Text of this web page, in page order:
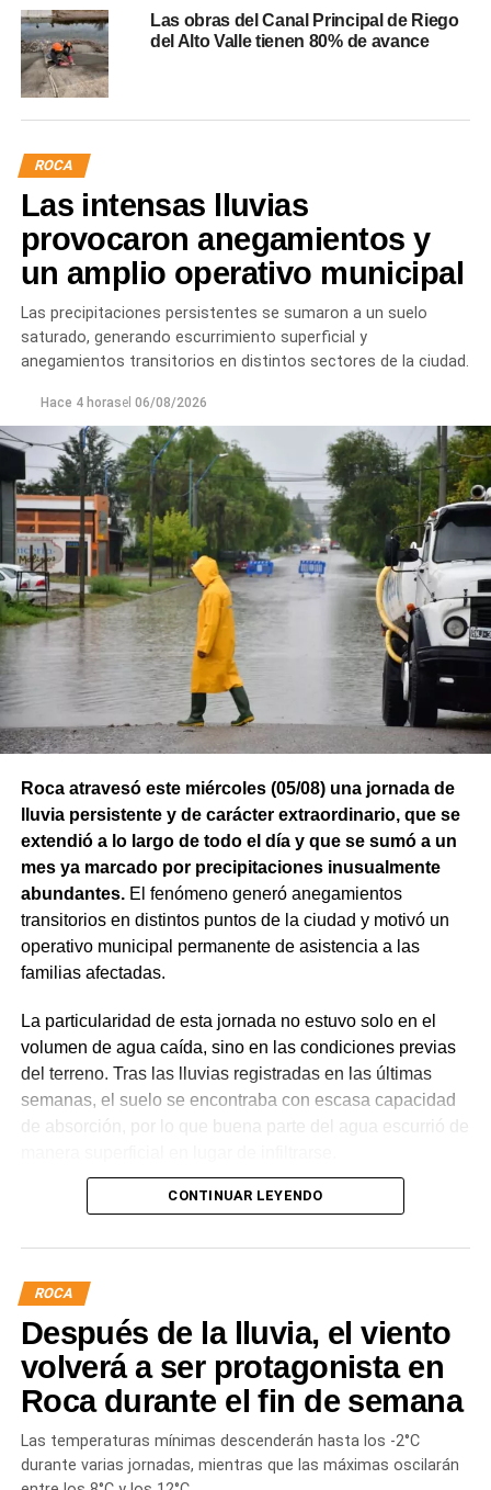
Las obras del Canal Principal de Riego
del Alto Valle tienen 80% de avance
ROCA
Las intensas lluvias
provocaron anegamientos y
un amplio operativo municipal
Las precipitaciones persistentes se sumaron a un suelo
saturado, generando escurrimiento superficial y
anegamientos transitorios en distintos sectores de la ciudad.
Hace 4 horasel 06/08/2026
Roca atravesó este miércoles (05/08) una jornada de
lluvia persistente y de carácter extraordinario, que se
extendió a lo largo de todo el día y que se sumó a un
mes ya marcado por precipitaciones inusualmente
abundantes. El fenómeno generó anegamientos
transitorios en distintos puntos de la ciudad y motivó un
operativo municipal permanente de asistencia a las
familias afectadas.
La particularidad de esta jornada no estuvo solo en el
volumen de agua caída, sino en las condiciones previas
del terreno. Tras las lluvias registradas en las últimas
semanas, el suelo se encontraba con escasa capacidad
de absorción, por lo que buena parte del agua escurrió de
Los números de una lluvia
fuera de lo habitual
Los registros pluviométricos permiten dimensionar la
magnitud del evento.Hasta las 22 horas se habían
acumulado 15 milímetros durante la jornada, en el
marco de un mes que, con el registro final aún
pendiente a las 00 horas, ya sumaba alrededor de 66
mm entre julio y lo que va de agosto.
En este año,
ciudad acumula 167 milímetros, mientras que la
intensidad de la lluvia al momento de este informe se
CONTINUAR LEYENDO
ROCA
Después de la lluvia, el viento
volverá a ser protagonista en
Roca durante el fin de semana
Las temperaturas mínimas descenderán hasta los -2°C
durante varias jornadas, mientras que las máximas oscilarán